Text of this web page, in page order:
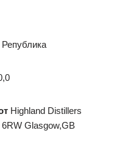
Highland Distillers
Glasgow,GB